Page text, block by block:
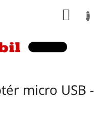
micro USB -